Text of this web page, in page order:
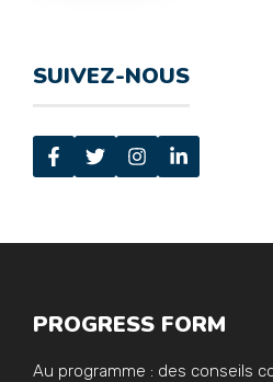
SUIVEZ-NOUS
PROGRESS FORM
Au programme : des conseils